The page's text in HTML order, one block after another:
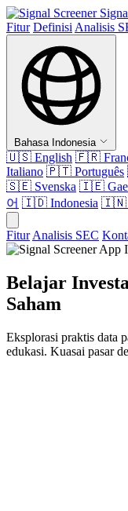
Fitur Definisi Analisis
Bahasa Indonesia
🇺🇸 English 🇫🇷
Italiano 🇵🇹 Português
🇸🇪 Svenska 🇮🇪
어 🇮🇩 Indonesia 🇮🇳
Fitur Analisis SEC
Belajar
Saham
Eksplorasi praktis data
edukasi. Kuasai pasar